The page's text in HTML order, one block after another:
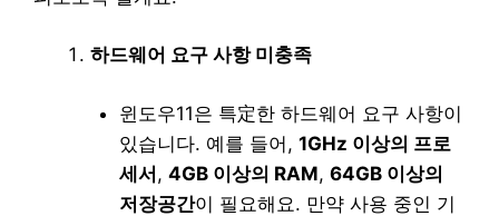
하드웨어 요구 사항 미충족
윈도우11은 특定한 하드웨어 요구 사항이
있습니다. 예를 들어, 1GHz 이상의 프로
세서, 4GB 이상의 RAM, 64GB 이상의
저장공간이 필요해요. 만약 사용 중인 기